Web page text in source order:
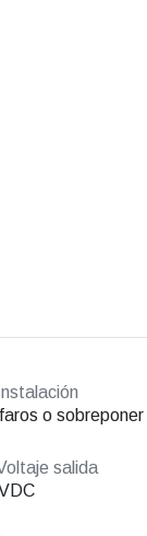
Instalación
o sobreponer
salida